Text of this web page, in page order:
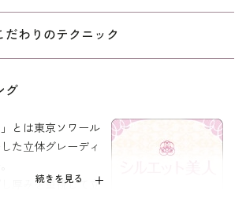
86.5 38.5 49.5 58.5
40.5 51.0 59.5
104.5 41.5 51.5
わりのテクニック
続きを見る
グ
」とは東京ソワール
た立体グレーディ
し厚みを重視して立